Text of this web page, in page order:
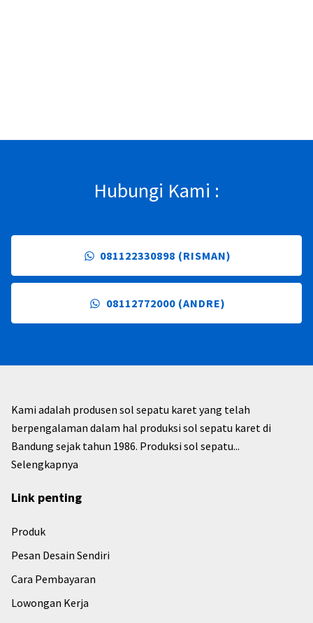
Hubungi Kami :
081122330898 (RISMAN)
08112772000 (ANDRE)
Kami adalah produsen sol sepatu karet yang telah
berpengalaman dalam hal produksi sol sepatu karet di
Bandung sejak tahun 1986. Produksi sol sepatu...
Selengkapnya
Link penting
Produk
Pesan Desain Sendiri
Cara Pembayaran
Lowongan Kerja